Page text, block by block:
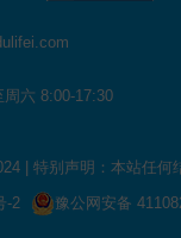
六 8:00-17:30
特别声明：本站任何
-2 豫公网安备